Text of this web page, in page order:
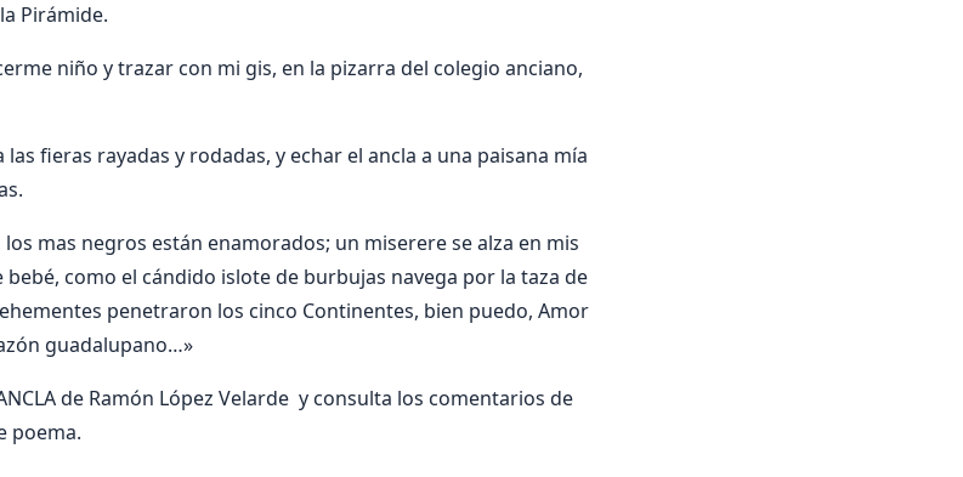
Pirámide.
niño y trazar con mi gis, en la pizarra del colegio anciano,
las fieras rayadas y rodadas, y echar el ancla a una paisana mía
los mas negros están enamorados; un miserere se alza en mis
bebé, como el cándido islote de burbujas navega por la taza de
penetraron los cinco Continentes, bien puedo, Amor
guadalupano…»
de Ramón López Velarde y consulta los comentarios de
poema.